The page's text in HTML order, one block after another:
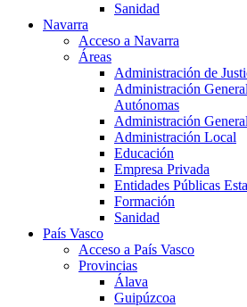
Sanidad
Navarra
Acceso a Navarra
Áreas
Administración de
Administración
Autónomas
Administración
Administración Local
Educación
Empresa Privada
Entidades Públicas
Formación
Sanidad
País Vasco
Acceso a País Vasco
Provincias
Álava
Guipúzcoa